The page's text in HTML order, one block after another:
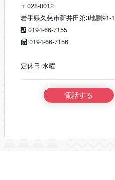
〒028-0012
岩手県久慈市新井田第3地割91-1
0194-66-7155
0194-66-7156
定休日:水曜
電話する